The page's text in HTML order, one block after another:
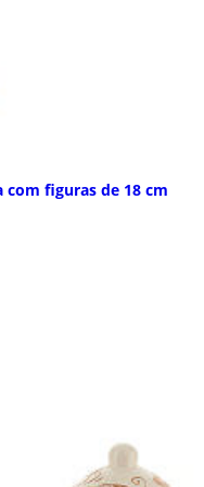
figuras de 18 cm